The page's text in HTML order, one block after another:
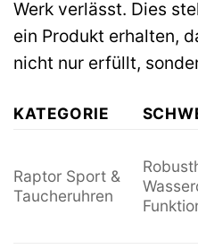
Werk verlässt. Dies
ein Produkt erhalten,
nicht nur erfüllt,
KATEGORIE
Raptor Sport &
Taucheruhren